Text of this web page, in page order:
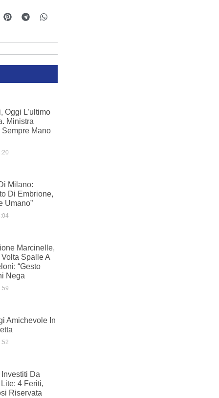
Oggi L’ultimo
Ministra
Sempre Mano
Milano:
Di Embrione,
Umano”
Marcinelle,
Spalle A
“Gesto
Nega
Amichevole In
Da
4 Feriti,
Riservata